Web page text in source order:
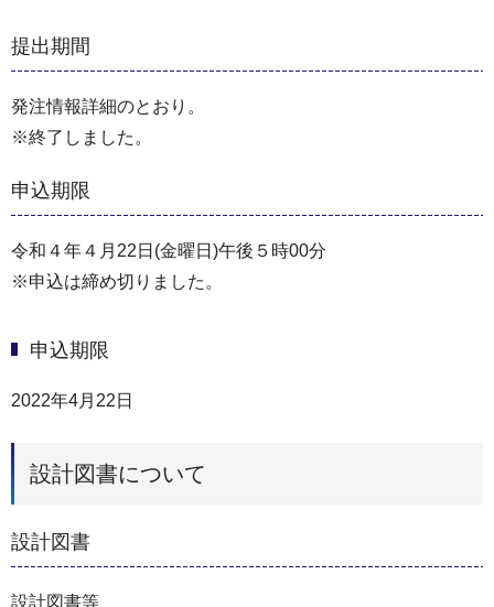
提出期間
発注情報詳細のとおり。
※終了しました。
申込期限
令和４年４月22日(金曜日)午後５時00分
※申込は締め切りました。
申込期限
2022年4月22日
設計図書について
設計図書
設計図書等